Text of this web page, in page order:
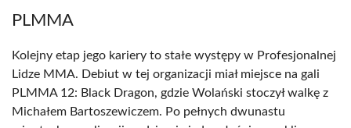
PLMMA
Kolejny etap jego kariery to stałe występy w Profesjonalnej
Lidze MMA. Debiut w tej organizacji miał miejsce na gali
PLMMA 12: Black Dragon, gdzie Wolański stoczył walkę z
Michałem Bartoszewiczem. Po pełnych dwunastu